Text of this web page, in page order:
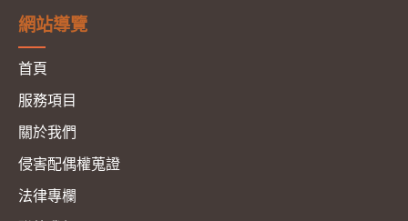
網站導覽
首頁
服務項目
關於我們
侵害配偶權蒐證
法律專欄